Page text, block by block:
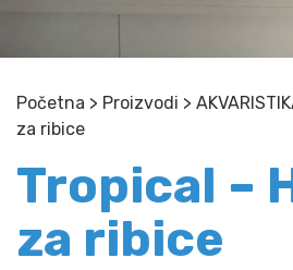
Početna > Proizvodi >
za ribice
Tropical –
za ribice